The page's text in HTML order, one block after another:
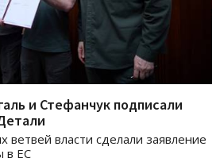
и Стефанчук подписали
ветвей власти сделали заявление
в ЕС